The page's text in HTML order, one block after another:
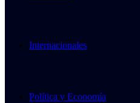
Internacionales
Política y Economía